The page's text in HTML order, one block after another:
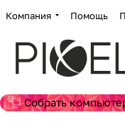
Компания Помощь
Собрать